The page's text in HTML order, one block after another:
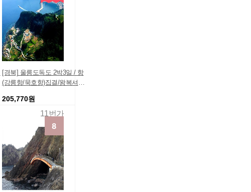
[경북] 울릉도독도 2박3일 / 항
(강릉항/묵호항)집결/왕복셔틀/
서울경기出
205,770원
11번가